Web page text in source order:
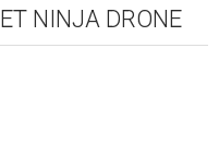
NINJA DRONE